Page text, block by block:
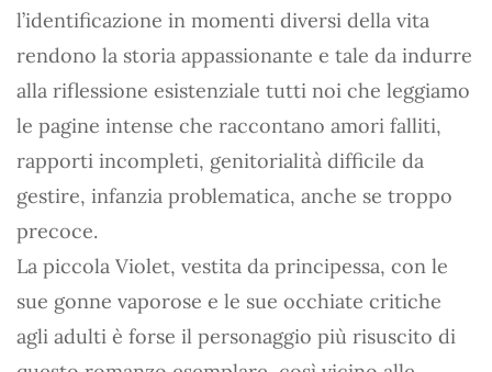
l’identificazione in momenti diversi della vita
rendono la storia appassionante e tale da indurre
alla riflessione esistenziale tutti noi che leggiamo
le pagine intense che raccontano amori falliti,
rapporti incompleti, genitorialità difficile da
gestire, infanzia problematica, anche se troppo
precoce.
La piccola Violet, vestita da principessa, con le
sue gonne vaporose e le sue occhiate critiche
agli adulti è forse il personaggio più risuscito di